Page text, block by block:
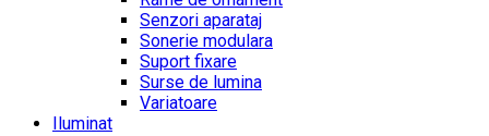
Senzori aparataj
Sonerie modulara
Suport fixare
Surse de lumina
Variatoare
Iluminat